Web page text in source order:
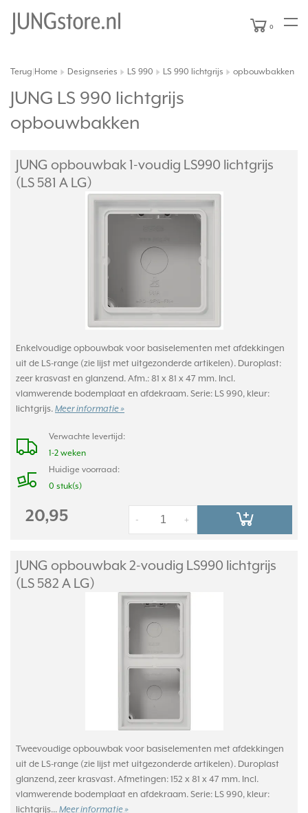
0
Terug Home Designseries LS 990 LS 990 lichtgrijs opbouwbakken
JUNG LS 990 lichtgrijs
opbouwbakken
JUNG opbouwbak 1-voudig LS990 lichtgrijs
(LS 581 A LG)
Enkelvoudige opbouwbak voor basiselementen met afdekkingen
uit de LS-range (zie lijst met uitgezonderde artikelen). Duroplast:
zeer krasvast en glanzend. Afm.: 81 x 81 x 47 mm. Incl.
vlamwerende bodemplaat en afdekraam. Serie: LS 990, kleur:
lichtgrijs. Meer informatie »
Verwachte levertijd:
1-2 weken
Huidige voorraad:
0 stuk(s)
20,95 +
-
JUNG opbouwbak 2-voudig LS990 lichtgrijs
(LS 582 A LG)
Tweevoudige opbouwbak voor basiselementen met afdekkingen
uit de LS-range (zie lijst met uitgezonderde artikelen). Duroplast
glanzend, zeer krasvast. Afmetingen: 152 x 81 x 47 mm. Incl.
vlamwerende bodemplaat en afdekraam. Serie: LS 990, kleur:
lichtgrijs... Meer informatie »